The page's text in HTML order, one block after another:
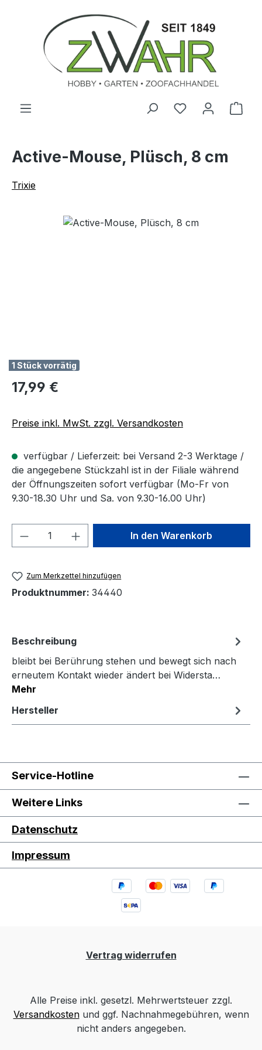
Zum Hauptinhalt springen
Active-Mouse, Plüsch, 8 cm
Trixie
Bildergalerie überspringen
1 Stück vorrätig
Regulärer Preis:
17,99 €
Preise inkl. MwSt. zzgl. Versandkosten
verfügbar / Lieferzeit: bei Versand 2-3 Werktage /
die angegebene Stückzahl ist in der Filiale während
der Öffnungszeiten sofort verfügbar (Mo-Fr von
9.30-18.30 Uhr und Sa. von 9.30-16.00 Uhr)
Produkt Anzahl: Gib denIn den Warenkorb
Zum Merkzettel hinzufügen
Produktnummer: 34440
Beschreibung
bleibt bei Berührung stehen und bewegt sich nach
erneutem Kontakt wieder ändert bei Widersta…
Mehr
Hersteller
Service-Hotline
Weitere Links
Datenschutz
Impressum
Vertrag widerrufen
Alle Preise inkl. gesetzl. Mehrwertsteuer zzgl.
Versandkostenund ggf. Nachnahmegebühren, wenn
nicht anders angegeben.